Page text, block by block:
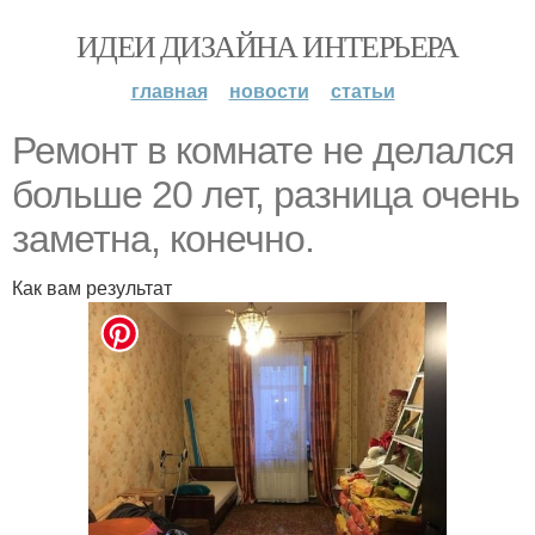
ИДЕИ ДИЗАЙНА ИНТЕРЬЕРА
главная новости статьи
Ремонт в комнате не делался
больше 20 лет, разница очень
заметна, конечно.
Как вам результат